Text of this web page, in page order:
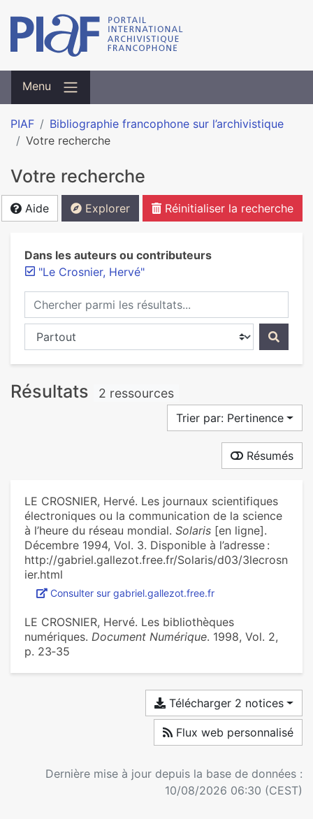
Menu
PIAF
Bibliographie francophone sur l’archivistique
Votre recherche
Votre recherche
Aide Explorer Réinitialiser la recherche
Dans les auteurs ou contributeurs
"Le Crosnier, Hervé"
Chercher parmi les résultats...
Chercher dans...
Résultats 2 ressources
Trier par: Pertinence
Résumés
LE CROSNIER, Hervé. Les journaux scientifiques
électroniques ou la communication de la science
à l’heure du réseau mondial. Solaris [en ligne].
Décembre 1994, Vol. 3. Disponible à l’adresse :
http://gabriel.gallezot.free.fr/Solaris/d03/3lecrosn
ier.html
Consulter sur gabriel.gallezot.free.fr
LE CROSNIER, Hervé. Les bibliothèques
numériques. Document Numérique. 1998, Vol. 2,
p. 23‑35
Télécharger 2 notices
Flux web personnalisé
Dernière mise à jour depuis la base de données :
10/08/2026 06:30 (CEST)